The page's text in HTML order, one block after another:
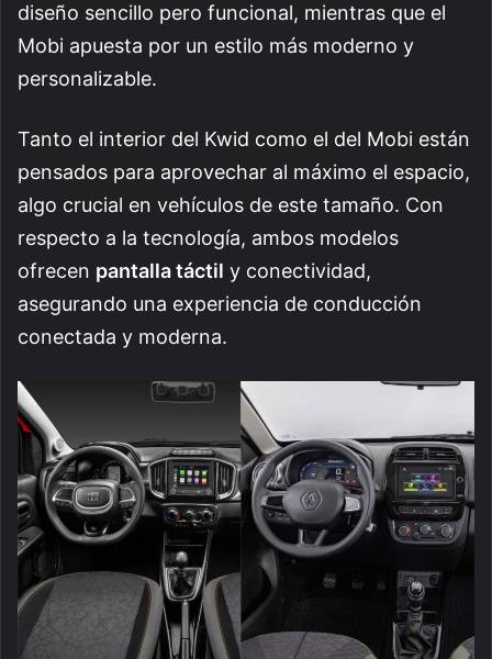
diseño sencillo pero funcional, mientras que el
Mobi apuesta por un estilo más moderno y
personalizable.
Tanto el interior del Kwid como el del Mobi están
pensados para aprovechar al máximo el espacio,
algo crucial en vehículos de este tamaño. Con
respecto a la tecnología, ambos modelos
ofrecen pantalla táctil y conectividad,
asegurando una experiencia de conducción
conectada y moderna.